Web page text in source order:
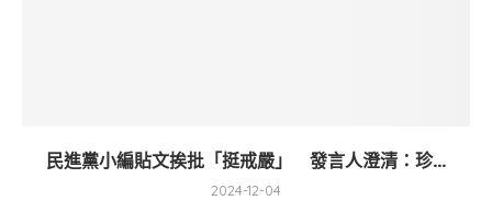
民進黨小編貼文挨批「挺戒嚴」 發言人澄清：珍...
2024-12-04